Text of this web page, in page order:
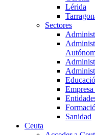
Lérida
Sectores
Sanidad
Ceuta